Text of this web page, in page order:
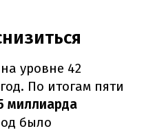
уровне 42
По итогам пяти
миллиарда
было